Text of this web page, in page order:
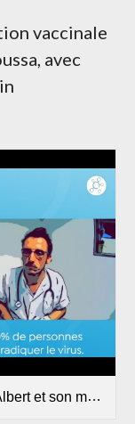
vaccinale
avec
et Un être humain.mp4